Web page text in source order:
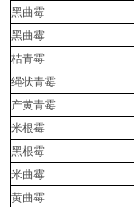
黑曲霉
黑曲霉
桔青霉
绳状青霉
产黄青霉
米根霉
黑根霉
米曲霉
黄曲霉